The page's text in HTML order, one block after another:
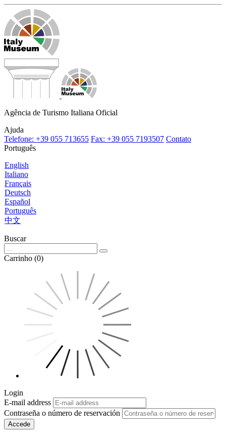
Agência de Turismo Italiana Oficial
Ajuda
Telefone: +39 055 713655 Fax: +39 055 7193507 Contato
Português
English
Italiano
Français
Deutsch
Español
Português
中文
Buscar
Carrinho (0)
Login
E-mail address
Contraseña o número de reservación
Accede